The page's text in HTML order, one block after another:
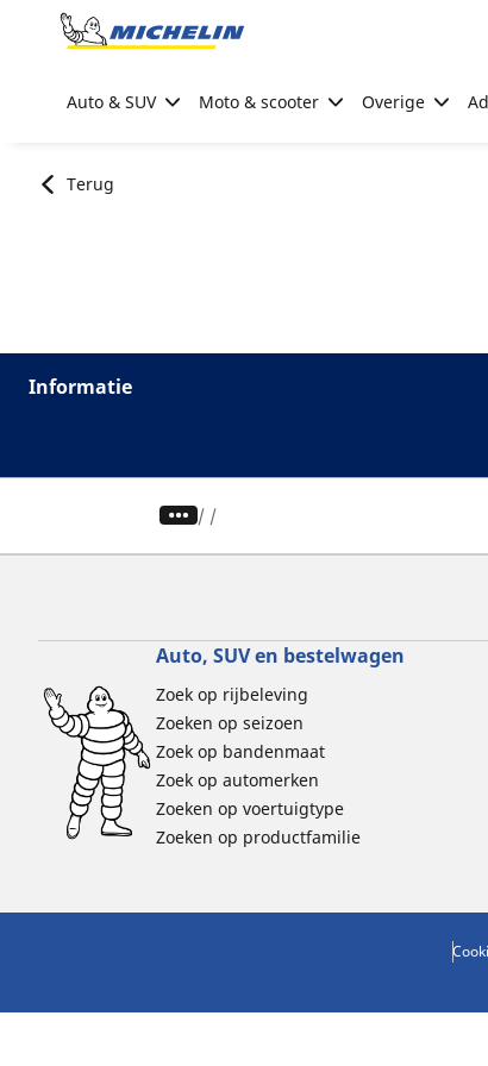
Go to page content
Auto & SUV Moto & scooter Overige
Terug
Informatie
/
Auto, SUV en bestelwagen
Zoek op rijbeleving
Zoeken op seizoen
Zoek op bandenmaat
Zoek op automerken
Zoeken op voertuigtype
Zoeken op productfamilie